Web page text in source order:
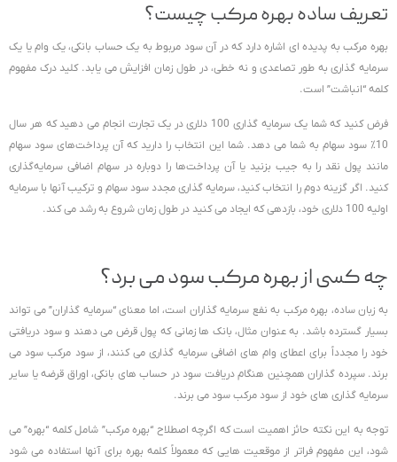
تعریف ساده بهره مرکب چیست؟
بهره مرکب به پدیده ای اشاره دارد که در آن سود مربوط به یک حساب بانکی، یک وام یا یک
سرمایه گذاری به طور تصاعدی و نه خطی، در طول زمان افزایش می یابد. کلید درک مفهوم
کلمه “انباشت” است.
فرض کنید که شما یک سرمایه گذاری 100 دلاری در یک تجارت انجام می دهید که هر سال
10٪ سود سهام به شما می دهد. شما این انتخاب را دارید که آن پرداخت‌های سود سهام
مانند پول نقد را به جیب بزنید یا آن پرداخت‌ها را دوباره در سهام اضافی سرمایه‌گذاری
کنید. اگر گزینه دوم را انتخاب کنید، سرمایه گذاری مجدد سود سهام و ترکیب آنها با سرمایه
اولیه 100 دلاری خود، بازدهی که ایجاد می کنید در طول زمان شروع به رشد می کند.
چه کسی از بهره مرکب سود می برد؟
به زبان ساده، بهره مرکب به نفع سرمایه گذاران است، اما معنای “سرمایه گذاران” می تواند
بسیار گسترده باشد. به عنوان مثال، بانک ها زمانی که پول قرض می دهند و سود دریافتی
خود را مجدداً برای اعطای وام های اضافی سرمایه گذاری می کنند، از سود مرکب سود می
برند. سپرده گذاران همچنین هنگام دریافت سود در حساب های بانکی، اوراق قرضه یا سایر
سرمایه گذاری های خود از سود مرکب سود می برند.
توجه به این نکته حائز اهمیت است که اگرچه اصطلاح “بهره مرکب” شامل کلمه “بهره” می
شود، این مفهوم فراتر از موقعیت هایی که معمولاً کلمه بهره برای آنها استفاده می شود